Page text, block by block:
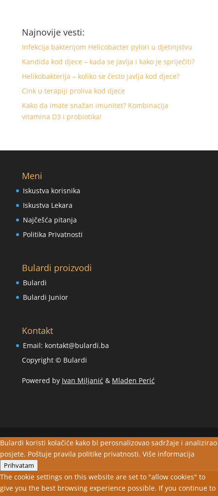
Najnovije vesti:
Infekcija bakterijom Helicobacter pylori u djetinjstvu
Kandida kod djece – kada se javlja i kako je spriječiti?
Helikobakterija – koliko se često javlja kod djece?
Cink u terapiji proliva kod djece
Kako da imate snažan imunitet? Kombinacija
vitamina D3 i probiotika!
Meni
Iskustva korisnika
Iskustva Lekara
Najčešća pitanja
Politika Privatnosti
Bulardi proizvodi
Bulardi
Bulardi Junior
Kontakt
Email: kontakt@bulardi.ba
Copyright © Bulardi
Powered by Ivan Miljanić & Mladen Perić
Bulardi koristi kolačiće kako bi perosnalizovao sadržaje i analizirao
posjete. Poštuje pravila politike privatnosti. Više informacija
Prihvatam
The cookie settings on this website are set to "allow cookies" to
give you the best browsing experience possible. If you continue to